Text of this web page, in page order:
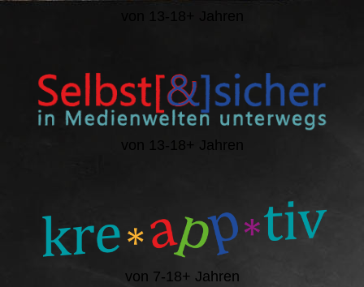
von 13-18+ Jahren
von 7-18+ Jahren